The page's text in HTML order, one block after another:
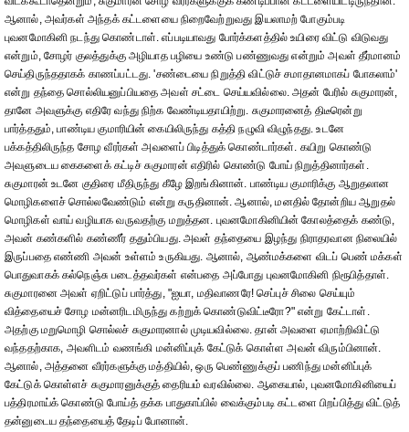
ஆனால், அவர்கள் அந்தக் கட்டளையை நிறைவேற்றுவது இயலாமற் போகும்படி
புவனமோகினி நடந்து கொண்டாள். எப்படியாவது போர்க்களத்தில் உயிரை விட்டு விடுவது
என்றும், சோழர் குலத்துக்கு அழியாத பழியை உண்டு பண்ணுவது என்றும் அவள் தீர்மானம்
செய்திருந்ததாகக் காணப்பட்டது. 'சண்டையை நிறுத்தி விட்டுச் சமாதானமாகப் போகலாம்'
என்று தந்தை சொல்லியனுப்பியதை அவள் சட்டை செய்யவில்லை. அதன் பேரில் சுகுமாரன்,
தானே அவளுக்கு எதிரே வந்து நிற்க வேண்டியதாயிற்று. சுகுமாரனைத் திடீரென்று
பார்த்ததும், பாண்டிய குமாரியின் கையிலிருந்து கத்தி நழுவி விழுந்தது. உடனே
பக்கத்திலிருந்த சோழ வீரர்கள் அவளைப் பிடித்துக் கொண்டார்கள். கயிறு கொண்டு
அவளுடைய கைகளைக் கட்டிச் சுகுமாரன் எதிரில் கொண்டு போய் நிறுத்தினார்கள்.
சுகுமாரன் உடனே குதிரை மீதிருந்து கீழே இறங்கினான். பாண்டிய குமாரிக்கு ஆறுதலான
மொழிகளைச் சொல்லவேண்டும் என்று கருதினான். ஆனால், மனதில் தோன்றிய ஆறுதல்
மொழிகள் வாய் வழியாக வருவதற்கு மறுத்தன. புவனமோகினியின் கோலத்தைக் கண்டு,
அவன் கண்களில் கண்ணீர் ததும்பியது. அவள் தந்தையை இழந்து நிராதரவான நிலையில்
இருப்பதை எண்ணி அவன் உள்ளம் உருகியது. ஆனால், ஆண்மக்களை விடப் பெண் மக்கள்
பொதுவாகக் கல்நெஞ்சு படைத்தவர்கள் என்பதை அப்போது புவனமோகினி நிரூபித்தாள்.
சுகுமாரனை அவள் ஏறிட்டுப் பார்த்து, "ஐயா, மதிவாணரே! செப்புச் சிலை செய்யும்
வித்தையைச் சோழ மன்னரிடமிருந்து கற்றுக் கொண்டுவிட்டீரோ?" என்று கேட்டாள்.
அதற்கு மறுமொழி சொல்லச் சுகுமாரனால் முடியவில்லை. தான் அவளை ஏமாற்றிவிட்டு
வந்ததற்காக, அவளிடம் வணங்கி மன்னிப்புக் கேட்டுக் கொள்ள அவன் விரும்பினான்.
ஆனால், அத்தனை வீரர்களுக்கு மத்தியில், ஒரு பெண்ணுக்குப் பணிந்து மன்னிப்புக்
கேட்டுக் கொள்ளச் சுகுமாரனுக்குத் தைரியம் வரவில்லை. ஆகையால், புவனமோகினியைப்
பத்திரமாய்க் கொண்டு போய்த் தக்க பாதுகாப்பில் வைக்கும்படி கட்டளை பிறப்பித்து விட்டுத்
தன்னுடைய தந்தையைத் தேடிப் போனான்.